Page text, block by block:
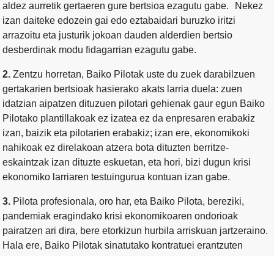
aldez aurretik gertaeren gure bertsioa ezagutu gabe. Nekez
izan daiteke edozein gai edo eztabaidari buruzko iritzi
arrazoitu eta justurik jokoan dauden alderdien bertsio
desberdinak modu fidagarrian ezagutu gabe.
2. Zentzu horretan, Baiko Pilotak uste du zuek darabilzuen
gertakarien bertsioak hasierako akats larria duela: zuen
idatzian aipatzen dituzuen pilotari gehienak gaur egun Baiko
Pilotako plantillakoak ez izatea ez da enpresaren erabakiz
izan, baizik eta pilotarien erabakiz; izan ere, ekonomikoki
nahikoak ez direlakoan atzera bota dituzten berritze-
eskaintzak izan dituzte eskuetan, eta hori, bizi dugun krisi
ekonomiko larriaren testuingurua kontuan izan gabe.
3. Pilota profesionala, oro har, eta Baiko Pilota, bereziki,
pandemiak eragindako krisi ekonomikoaren ondorioak
pairatzen ari dira, bere etorkizun hurbila arriskuan jartzeraino.
Hala ere, Baiko Pilotak sinatutako kontratuei erantzuten